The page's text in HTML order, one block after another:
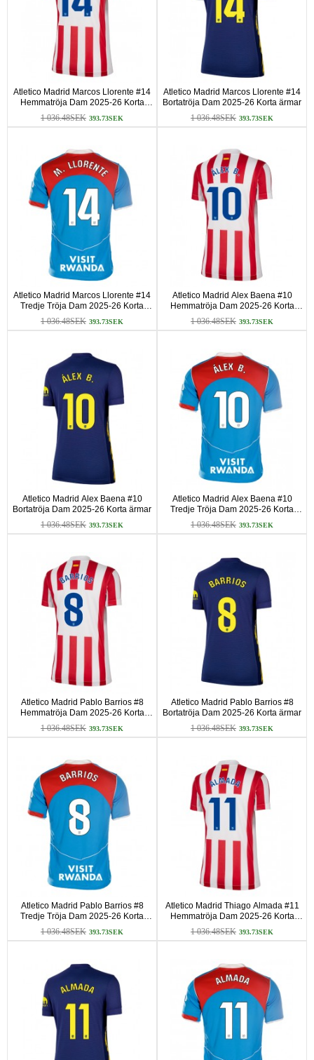
Atletico Madrid Marcos Llorente #14
Hemmatröja Dam 2025-26 Korta
ärmar
1 036.48SEK 393.73SEK
Atletico Madrid Marcos Llorente #14
Bortatröja Dam 2025-26 Korta ärmar
1 036.48SEK 393.73SEK
Atletico Madrid Marcos Llorente #14
Tredje Tröja Dam 2025-26 Korta
ärmar
1 036.48SEK 393.73SEK
Atletico Madrid Alex Baena #10
Hemmatröja Dam 2025-26 Korta
ärmar
1 036.48SEK 393.73SEK
Atletico Madrid Alex Baena #10
Bortatröja Dam 2025-26 Korta ärmar
1 036.48SEK 393.73SEK
Atletico Madrid Alex Baena #10
Tredje Tröja Dam 2025-26 Korta
ärmar
1 036.48SEK 393.73SEK
Atletico Madrid Pablo Barrios #8
Hemmatröja Dam 2025-26 Korta
ärmar
1 036.48SEK 393.73SEK
Atletico Madrid Pablo Barrios #8
Bortatröja Dam 2025-26 Korta ärmar
1 036.48SEK 393.73SEK
Atletico Madrid Pablo Barrios #8
Tredje Tröja Dam 2025-26 Korta
ärmar
1 036.48SEK 393.73SEK
Atletico Madrid Thiago Almada #11
Hemmatröja Dam 2025-26 Korta
ärmar
1 036.48SEK 393.73SEK